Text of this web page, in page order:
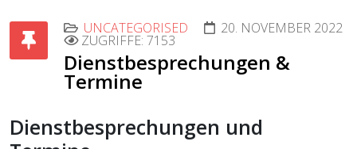
UNCATEGORISED 20. NOVEMBER 2022
ZUGRIFFE: 7153
Dienstbesprechungen &
Termine
Dienstbesprechungen und